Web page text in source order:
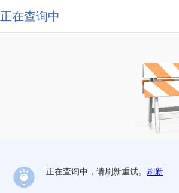
正在查询中
正在查询中，请刷新重试。 刷新